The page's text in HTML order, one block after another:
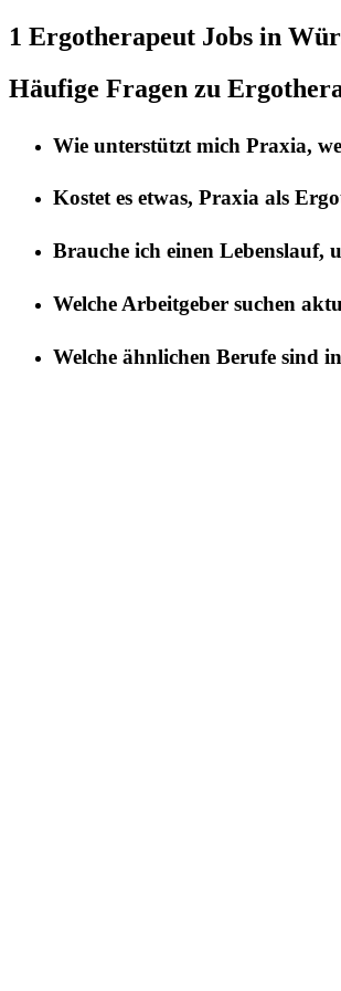
1 Ergotherapeut Jobs in
Häufige Fragen zu
Wie unterstützt mich Praxia,
Kostet es etwas, Praxia als
Brauche ich einen Lebenslauf,
Welche Arbeitgeber suchen
Welche ähnlichen Berufe sind